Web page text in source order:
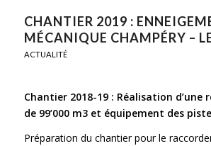
CHANTIER 2019 :
MÉCANIQUE CHAMPÉRY –
ACTUALITÉ
Chantier 2018-19 : Réalisation d’une
de 99’000 m3 et équipement des
Préparation du chantier pour le